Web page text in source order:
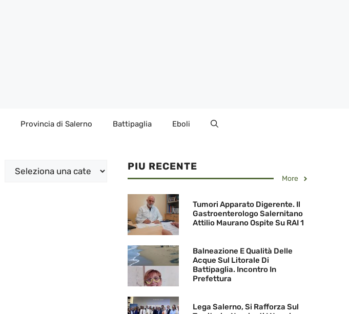
Provincia di Salerno Battipaglia Eboli
Categorie PIU RECENTE
More
Tumori Apparato Digerente. Il
Gastroenterologo Salernitano
Attilio Maurano Ospite Su RAI 1
Balneazione E Qualità Delle
Acque Sul Litorale Di
Battipaglia. Incontro In
Prefettura
Lega Salerno, Si Rafforza Sul